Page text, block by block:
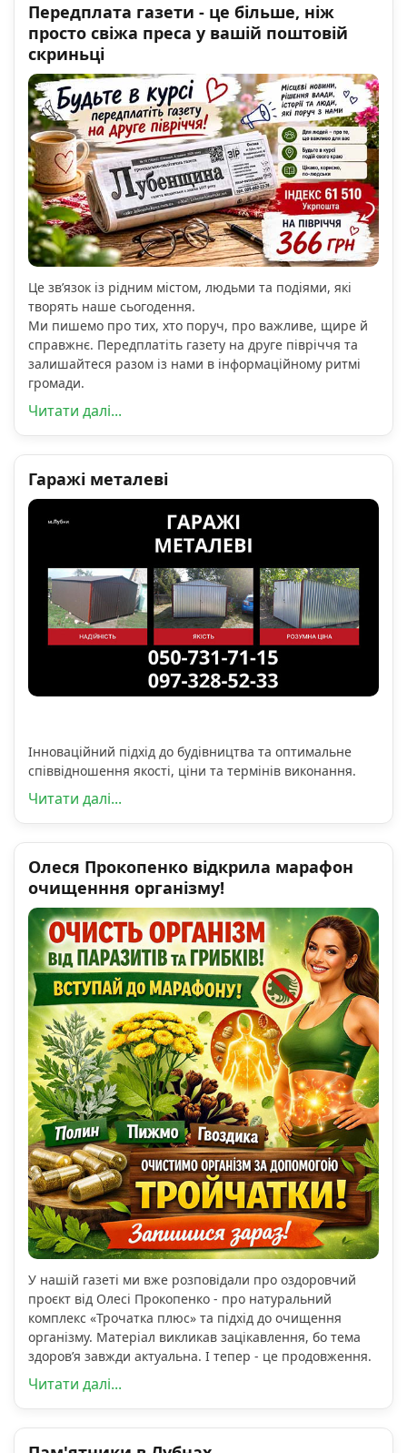
Передплата газети - це більше, ніж
просто свіжа преса у вашій поштовій
скриньці
Це зв’язок із рідним містом, людьми та подіями, які
творять наше сьогодення.
Ми пишемо про тих, хто поруч, про важливе, щире й
справжнє. Передплатіть газету на друге півріччя та
залишайтеся разом із нами в інформаційному ритмі
громади.
Читати далі...
Гаражі металеві
Інноваційний підхід до будівництва та оптимальне
співвідношення якості, ціни та термінів виконання.
Читати далі...
Олеся Прокопенко відкрила марафон
очищенння організму!
У нашій газеті ми вже розповідали про оздоровчий
проєкт від Олесі Прокопенко - про натуральний
комплекс «Трочатка плюс» та підхід до очищення
організму. Матеріал викликав зацікавлення, бо тема
здоров’я завжди актуальна. І тепер - це продовження.
Читати далі...